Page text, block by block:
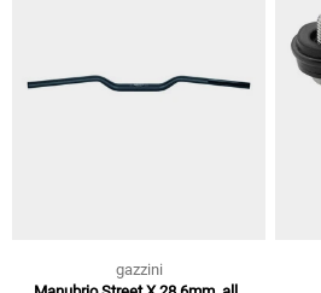
gazzini